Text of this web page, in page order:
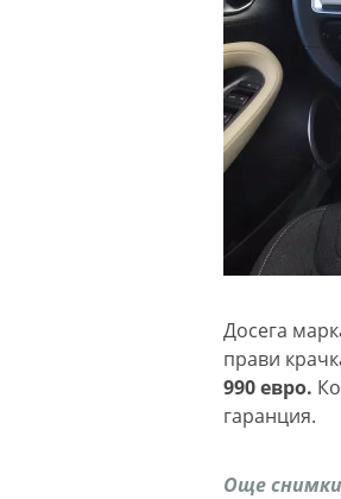
Досега
прави
990 евро.
гаранция.
Още